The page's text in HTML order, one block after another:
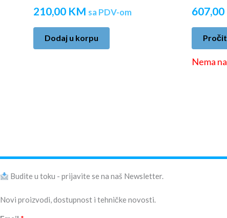
210,00 KM sa PDV-om
Dodaj u korpu
607,00
Nema
Budite u toku - prijavite se na naš Newsletter.
Novi proizvodi, dostupnost i tehničke novosti.